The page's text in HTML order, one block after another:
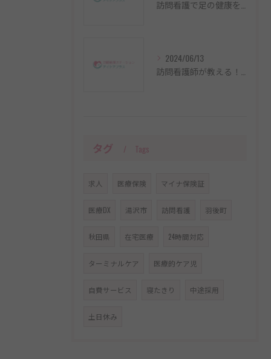
2024/06/13
タグ Tags
求人 医療保険 マイナ保険証
医療DX 湯沢市 訪問看護 羽後町
秋田県 在宅医療 24時間対応
ターミナルケア 医療的ケア児
自費サービス 寝たきり 中途採用
土日休み